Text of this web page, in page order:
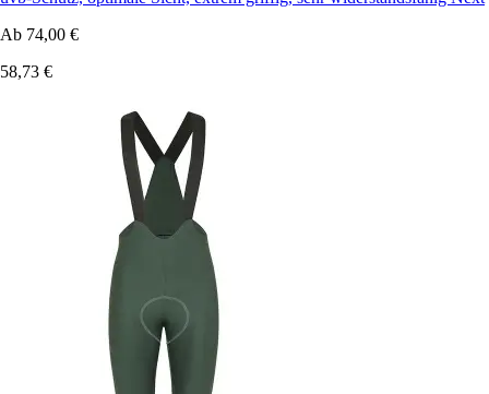
Ab 74,00 €
58,73 €